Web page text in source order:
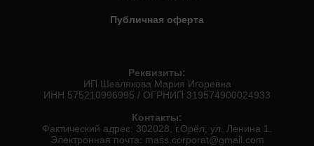
Публичная оферта
Реквизиты:
ИП Шевлякова Мария Игоревна
ИНН 575210996995 / ОГРНИП 319574900024933
Контакты:
Фактический адрес: 302028, г.Орёл, ул. Ленина 1.
Электронная почта: mass.corporat@gmail.com